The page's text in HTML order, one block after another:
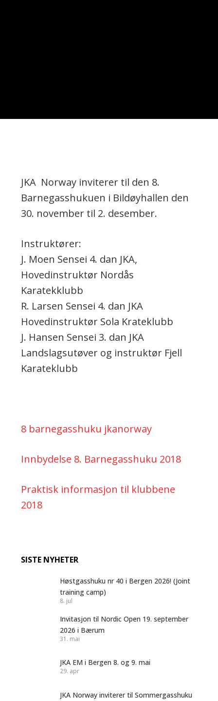
JKA Norway inviterer til den 8.
Barnegasshukuen i Bildøyhallen den
30. november til 2. desember.
Instruktører:
J. Moen Sensei 4. dan JKA,
Hovedinstruktør Nordås
Karatekklubb
R. Larsen Sensei 4. dan JKA
Hovedinstruktør Sola Krateklubb
J. Hansen Sensei 3. dan JKA
Landslagsutøver og instruktør Fjell
Karateklubb
8 barnegasshuku jkanorway
Innbydelse 8. Barnegasshuku 2018
Praktisk informasjon til klubbene
2018
SISTE NYHETER
Høstgasshuku nr 40 i Bergen 2026! (Joint
training camp)
8. jul
Invitasjon til Nordic Open 19. september
2026 i Bærum
31. mai
JKA EM i Bergen 8. og 9. mai
29. apr
JKA Norway inviterer til Sommergasshuku